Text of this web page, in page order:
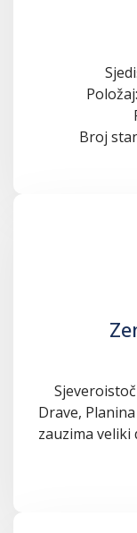
Broj
Drave,
zauzima veliki